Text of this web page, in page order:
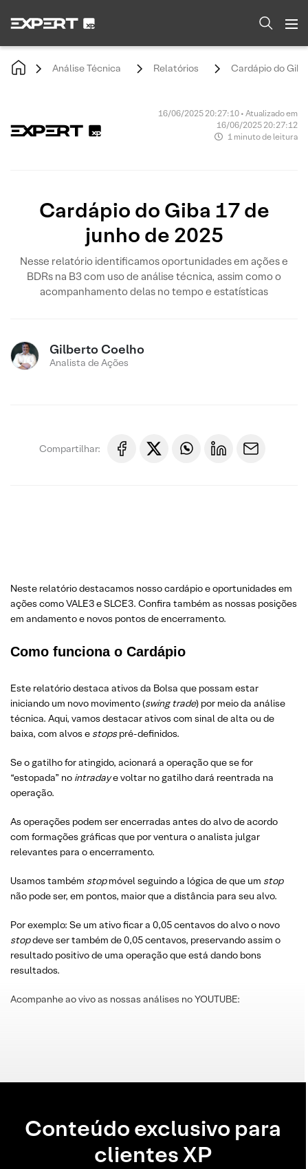
Análise Técnica Relatórios Cardápio do
16/06/2025 20:27:10 • Atualizado em
16/06/2025 20:27:12
1 minuto de leitura
Cardápio do Giba 17 de
junho de 2025
Nesse relatório identificamos oportunidades em ações e
BDRs na B3 com uso de análise técnica, assim como o
acompanhamento delas no tempo e estatísticas
Gilberto Coelho
Analista de Ações
Compartilhar:
Neste relatório destacamos nosso cardápio e oportunidades em
ações como VALE3 e SLCE3. Confira também as nossas posições
em andamento e novos pontos de encerramento.
Como funciona o Cardápio
Este relatório destaca ativos da Bolsa que possam estar
iniciando um novo movimento (swing trade) por meio da análise
técnica. Aqui, vamos destacar ativos com sinal de alta ou de
baixa, com alvos e stopspré-definidos.
Se o gatilho for atingido, acionará a operação que se for
“estopada” no intradaye voltar no gatilho dará reentrada na
operação.
As operações podem ser encerradas antes do alvo de acordo
com formações gráficas que por ventura o analista julgar
relevantes para o encerramento.
Usamos também stopmóvel seguindo a lógica de que um stop
não pode ser, em pontos, maior que a distância para seu alvo.
Por exemplo: Se um ativo ficar a 0,05 centavos do alvo o novo
stopdeve ser também de 0,05 centavos, preservando assim o
resultado positivo de uma operação que está dando bons
resultados.
Acompanhe ao vivo as nossas análises no YOUTUBE:
Conteúdo exclusivo para
clientes XP